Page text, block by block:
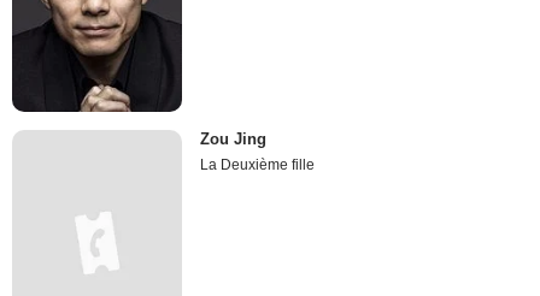
Zou Jing
La Deuxième fille